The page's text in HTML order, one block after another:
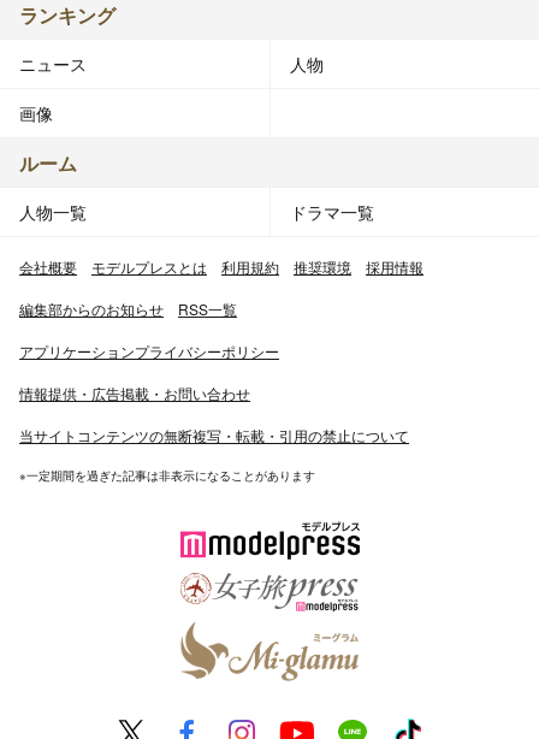
ランキング
ニュース 人物
画像
ルーム
人物一覧 ドラマ一覧
会社概要 モデルプレスとは 利用規約 推奨環境 採用情報
編集部からのお知らせ RSS一覧
アプリケーションプライバシーポリシー
情報提供・広告掲載・お問い合わせ
当サイトコンテンツの無断複写・転載・引用の禁止について
※一定期間を過ぎた記事は非表示になることがあります